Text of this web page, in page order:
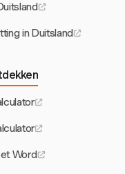
in Duitsland
Word